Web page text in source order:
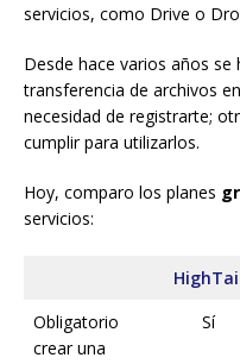
servicios, como Drive o
Desde hace varios años se
transferencia de archivos
necesidad de registrarte;
cumplir para utilizarlos.
Hoy, comparo los planes
servicios:
Obligatorio
crear una
Sí